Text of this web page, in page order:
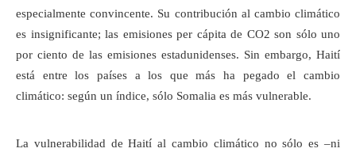
especialmente convincente. Su contribución al cambio climático
es insignificante; las emisiones per cápita de CO2 son sólo uno
por ciento de las emisiones estadunidenses. Sin embargo, Haití
está entre los países a los que más ha pegado el cambio
climático: según un índice, sólo Somalia es más vulnerable.
La vulnerabilidad de Haití al cambio climático no sólo es –ni